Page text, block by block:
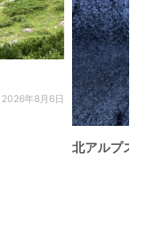
2026年8月6日
北アルプ